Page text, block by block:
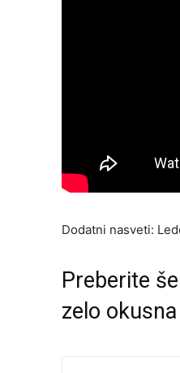
Dodatni nasveti:
Preberite
zelo okusna